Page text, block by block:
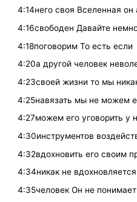
4:14него своя Вселенная он
4:16свободен Давайте
4:18поговорим То есть если
4:20а другой человек
4:23своей жизни то мы
4:25навязать мы не можем
4:27можем его уговорить у
4:30инструментов
4:32вдохновить его своим
4:34никак не вдохновляется
4:35человек Он не понимает